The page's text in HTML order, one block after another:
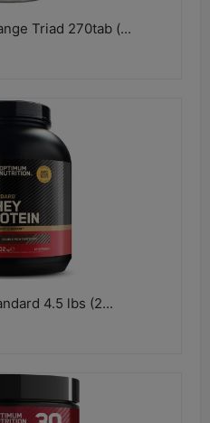
Triad 270tab (...
4.5 lbs (2...